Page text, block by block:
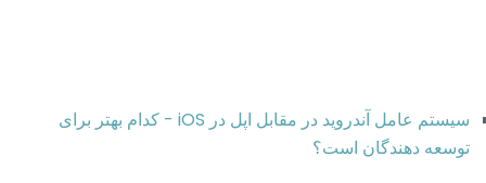
سیستم عامل آندروید در مقابل
اپل در iOS - کدام بهتر برای
توسعه دهندگان است؟